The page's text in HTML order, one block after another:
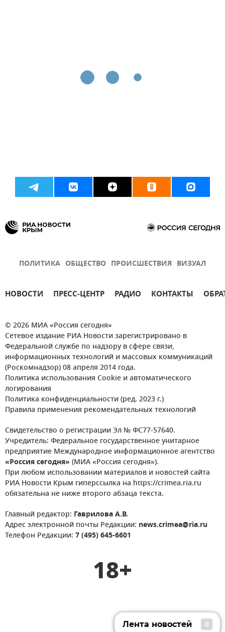
ПОЛИТИКА ОБЩЕСТВО ПРОИСШЕСТВИЯ ВИЗУАЛ
НОВОСТИ ПРЕСС-ЦЕНТР РАДИО КОНТАКТЫ
© 2026 МИА «Россия сегодня»
Сетевое издание РИА Новости зарегистрировано в
Федеральной службе по надзору в сфере связи,
информационных технологий и массовых коммуникаций
(Роскомнадзор) 08 апреля 2014 года.
Политика использования Cookie и автоматического
логирования
Политика конфиденциальности (ред. 2023 г.)
Правила применения рекомендательных технологий
Свидетельство о регистрации Эл № ФС77-57640.
Учредитель: Федеральное государственное унитарное
предприятие Международное информационное агентство
«Россия сегодня» (МИА «Россия сегодня»).
При любом использовании материалов и новостей сайта
РИА Новости Крым гиперссылка на https://crimea.ria.ru
обязательна не ниже второго абзаца текста.
Главный редактор: Гаврилова А.В.
Адрес электронной почты Редакции: news.crimea@ria.ru
Телефон Редакции: 7 (495) 645-6601
18+
Лента новостей 0